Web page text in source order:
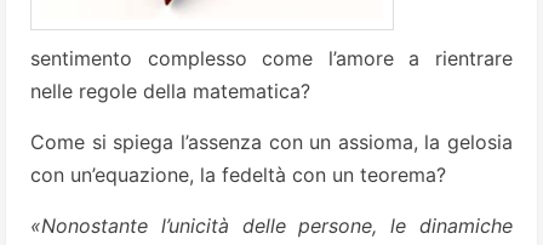
sentimento complesso come l’amore a rientrare
nelle regole della matematica?
Come si spiega l’assenza con un assioma, la gelosia
con un’equazione, la fedeltà con un teorema?
«Nonostante l’unicità delle persone, le dinamiche